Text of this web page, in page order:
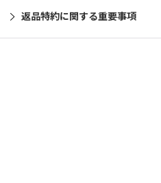
返品特約に関する重要事項